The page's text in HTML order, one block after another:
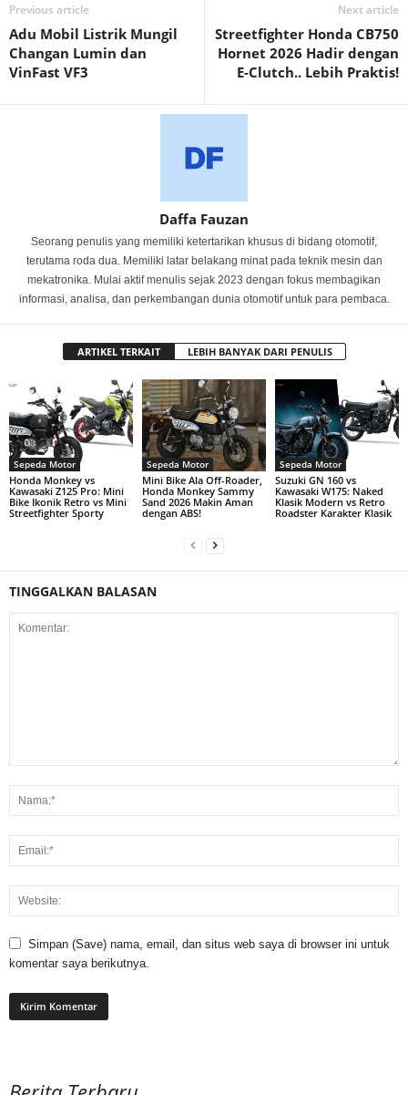
Previous article
Adu Mobil Listrik Mungil
Changan Lumin dan
VinFast VF3
Next article
Streetfighter Honda CB750
Hornet 2026 Hadir dengan
E-Clutch.. Lebih Praktis!
Daffa Fauzan
Seorang penulis yang memiliki ketertarikan khusus di bidang otomotif,
terutama roda dua. Memiliki latar belakang minat pada teknik mesin dan
mekatronika. Mulai aktif menulis sejak 2023 dengan fokus membagikan
informasi, analisa, dan perkembangan dunia otomotif untuk para pembaca.
ARTIKEL TERKAIT LEBIH BANYAK DARI PENULIS
Sepeda Motor
Honda Monkey vs
Kawasaki Z125 Pro: Mini
Bike Ikonik Retro vs Mini
Streetfighter Sporty
Sepeda Motor
Mini Bike Ala Off-Roader,
Honda Monkey Sammy
Sand 2026 Makin Aman
dengan ABS!
Sepeda Motor
Suzuki GN 160 vs
Kawasaki W175: Naked
Klasik Modern vs Retro
Roadster Karakter Klasik
TINGGALKAN BALASAN
Simpan (Save) nama, email, dan situs web saya di browser ini untuk
komentar saya berikutnya.